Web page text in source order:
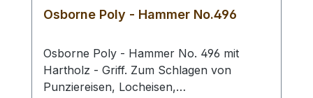
Osborne Poly - Hammer No.496
Osborne Poly - Hammer No. 496 mit
Hartholz - Griff. Zum Schlagen von
Punziereisen, Locheisen,